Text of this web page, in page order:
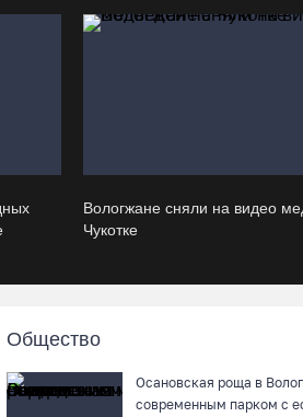
общегородской зарядкой и
празднованию Дня физкультурника
88-летняя вологжанка приняла
за сына и отдала курьеру 650 тысяч
Вологжане сняли на видео
Чукотке
Общество
Осановская роща в
современным парком с